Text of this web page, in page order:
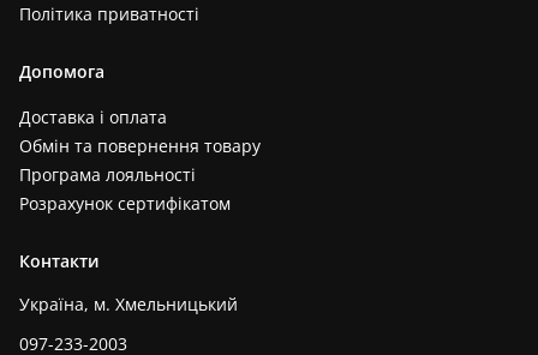
Політика приватності
Допомога
Доставка і оплата
Обмін та повернення товару
Програма лояльності
Розрахунок сертифікатом
Контакти
Україна, м. Хмельницький
097-233-2003